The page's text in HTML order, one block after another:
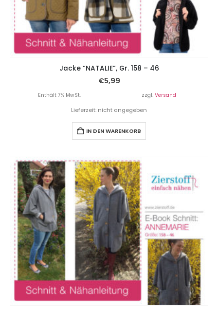
Jacke “NATALIE”, Gr. 158 – 46
€5,99
Enthält 7% MwSt. zzgl. Versand
Lieferzeit: nicht angegeben
IN DEN WARENKORB